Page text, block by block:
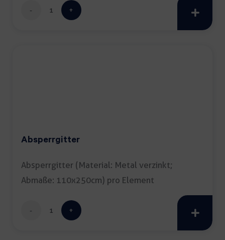
Personenleitsystem
Menge
Absperrgitter
Absperrgitter (Material: Metal verzinkt;
Abmaße: 110x250cm) pro Element
Absperrgitter
Menge